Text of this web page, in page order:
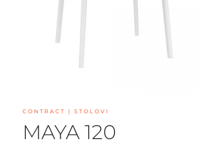
CONTRACT | STOLOVI
MAYA 120